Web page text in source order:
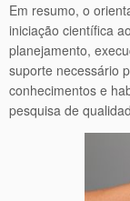
Em resumo, o
iniciação científica
planejamento,
suporte necessário
conhecimentos e
pesquisa de